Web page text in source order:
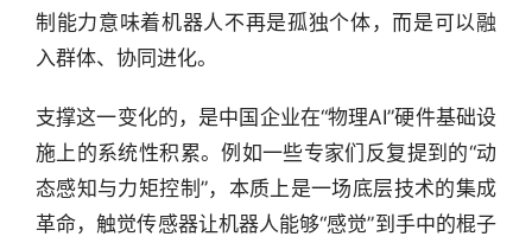
制能力意味着机器人不再是孤独个体，而是可以融
入群体、协同进化。
支撑这一变化的，是中国企业在“物理AI”硬件基础设
施上的系统性积累。例如一些专家们反复提到的“动
态感知与力矩控制”，本质上是一场底层技术的集成
革命，触觉传感器让机器人能够“感觉”到手中的棍子